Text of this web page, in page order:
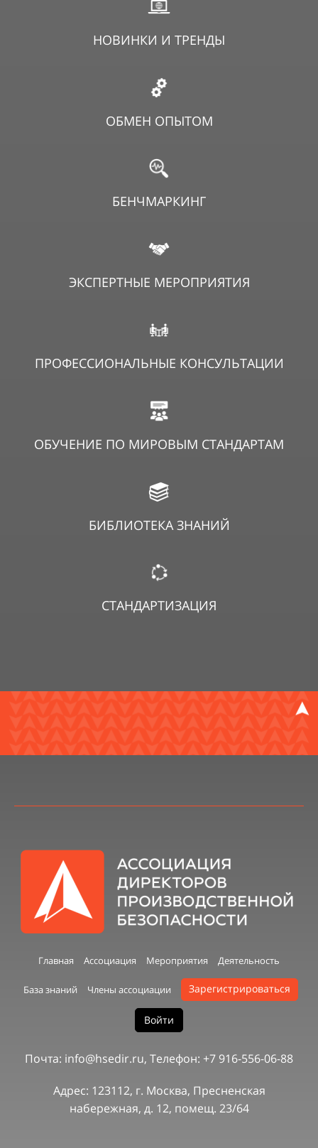
НОВИНКИ И ТРЕНДЫ
ОБМЕН ОПЫТОМ
БЕНЧМАРКИНГ
ЭКСПЕРТНЫЕ МЕРОПРИЯТИЯ
ПРОФЕССИОНАЛЬНЫЕ КОНСУЛЬТАЦИИ
ОБУЧЕНИЕ ПО МИРОВЫМ СТАНДАРТАМ
БИБЛИОТЕКА ЗНАНИЙ
СТАНДАРТИЗАЦИЯ
Главная Ассоциация Мероприятия Деятельность
База знаний Члены ассоциации Зарегистрироваться
Войти
Почта: info@hsedir.ru, Телефон: +7 916-556-06-88
Адрес: 123112, г. Москва, Пресненская
набережная, д. 12, помещ. 23/64